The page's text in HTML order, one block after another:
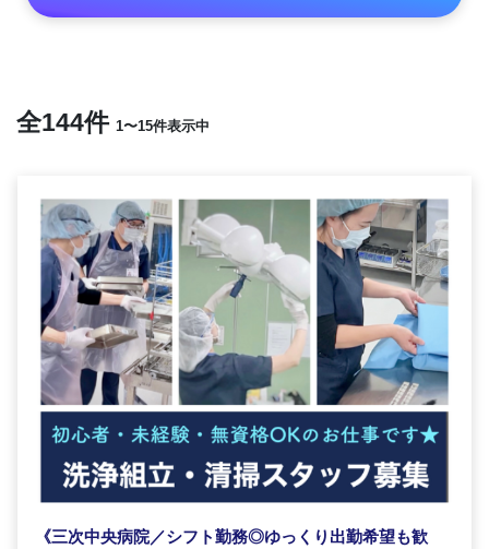
全144件 1〜15件表示中
《三次中央病院／シフト勤務◎ゆっくり出勤希望も歓